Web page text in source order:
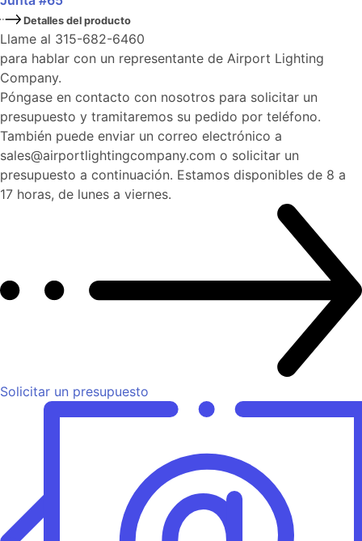
Detalles del producto
Llame al 315-682-6460
para hablar con un representante de Airport Lighting
Company.
Póngase en contacto con nosotros para solicitar un
presupuesto y tramitaremos su pedido por teléfono.
También puede enviar un correo electrónico a
sales@airportlightingcompany.com o solicitar un
presupuesto a continuación. Estamos disponibles de 8 a
17 horas, de lunes a viernes.
Solicitar un presupuesto